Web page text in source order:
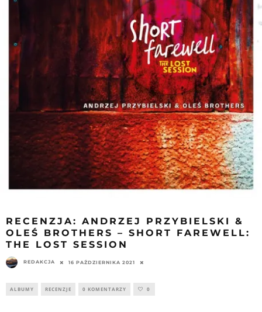
RECENZJA: ANDRZEJ PRZYBIELSKI &
OLEŚ BROTHERS – SHORT FAREWELL:
THE LOST SESSION
REDAKCJA 16 PAŹDZIERNIKA 2021
ALBUMY RECENZJE 0 KOMENTARZY 0